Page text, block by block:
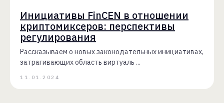
Инициативы FinCEN в отношении
криптомиксеров: перспективы
регулирования
Рассказываем о новых законодательных инициативах,
затрагивающих область виртуаль ...
11.01.2024